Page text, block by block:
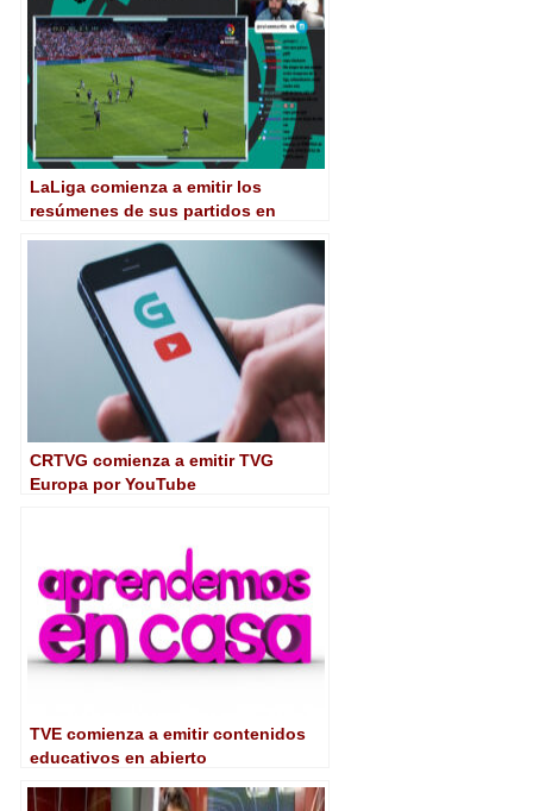
LaLiga comienza a emitir los
resúmenes de sus partidos en
CRTVG comienza a emitir TVG
Europa por YouTube
TVE comienza a emitir contenidos
educativos en abierto